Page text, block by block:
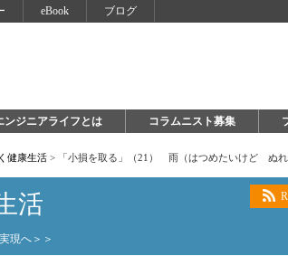
eBook ブログ
ンジニアライフとは コラムニスト募集
健康生活 > 「小損を取る」（21） 雨（はつめたいけど ぬれ
活
現へ＞＞